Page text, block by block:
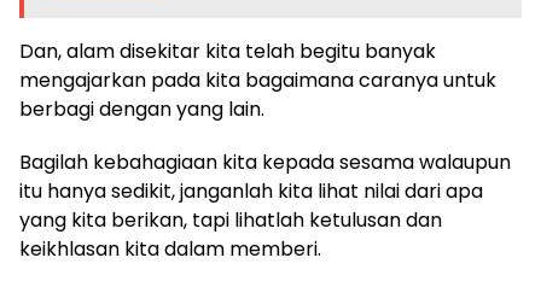
Dan, alam disekitar kita telah begitu banyak
mengajarkan pada kita bagaimana caranya untuk
berbagi dengan yang lain.
Bagilah kebahagiaan kita kepada sesama walaupun
itu hanya sedikit, janganlah kita lihat nilai dari apa
yang kita berikan, tapi lihatlah ketulusan dan
keikhlasan kita dalam memberi.